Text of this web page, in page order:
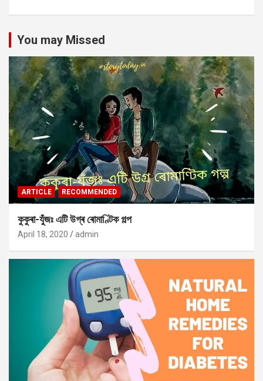
You may Missed
ARTICLE RECOMMENDED
কুকুৰা-যুঁজঃ এটি উগ্ৰ ৰোমাণ্টিক গল্প
April 18, 2020 admin